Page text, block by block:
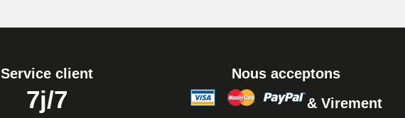
Ajouter au panier
Service client
7j/7
Nous acceptons
& Virement